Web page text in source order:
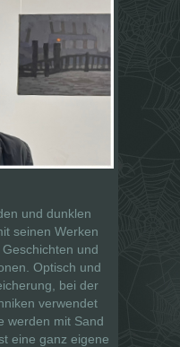
und dunklen
seinen Werken
und
Optisch und
bei der
verwendet
werden mit Sand
eine ganz eigene